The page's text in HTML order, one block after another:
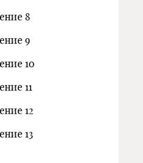
8
9
10
11
12
13